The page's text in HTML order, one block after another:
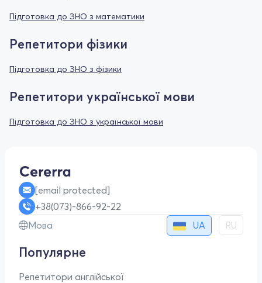
Підготовка до ЗНО з математики
Репетитори фізики
Підготовка до ЗНО з фізики
Репетитори української мови
Підготовка до ЗНО з української мови
[email protected]
+38(073)-866-92-22
Мова
UA RU
Популярне
Репетитори англійської